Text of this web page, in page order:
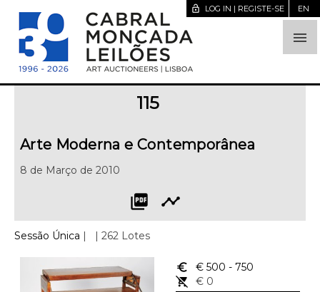

lock_open LOG IN | REGISTE-SE EN
115
Arte Moderna e Contemporânea
8 de Março de 2010
picture_as_pdf timeline
Sessão Única | | 262 Lotes
euro_symbol € 500 - 750
remove_shopping_cart
€ 0